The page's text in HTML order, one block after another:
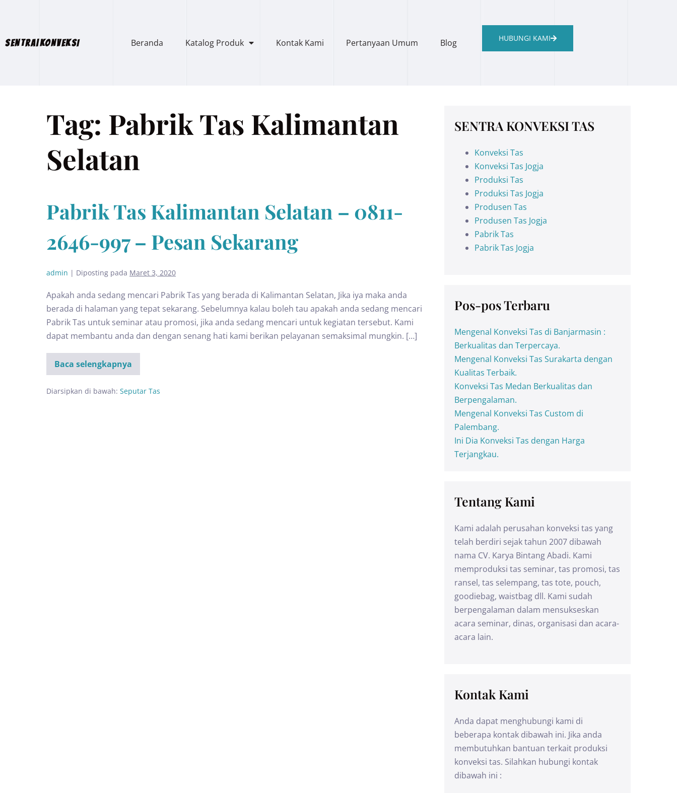
SENTRA|KONVEKSI Beranda Katalog Produk Kontak Kami Pertanyaan Umum Blog HUBUNGI KAMI
Tag: Pabrik Tas Kalimantan
Selatan
Pabrik Tas Kalimantan Selatan – 0811-
2646-997 – Pesan Sekarang
admin | Diposting pada Maret 3, 2020
Apakah anda sedang mencari Pabrik Tas yang berada di Kalimantan Selatan, Jika iya maka anda
berada di halaman yang tepat sekarang. Sebelumnya kalau boleh tau apakah anda sedang mencari
Pabrik Tas untuk seminar atau promosi, jika anda sedang mencari untuk kegiatan tersebut. Kami
dapat membantu anda dan dengan senang hati kami berikan pelayanan semaksimal mungkin. […]
Baca selengkapnya
Diarsipkan di bawah: Seputar Tas
SENTRA KONVEKSI TAS
Konveksi Tas
Konveksi Tas Jogja
Produksi Tas
Produksi Tas Jogja
Produsen Tas
Produsen Tas Jogja
Pabrik Tas
Pabrik Tas Jogja
Pos-pos Terbaru
Mengenal Konveksi Tas di Banjarmasin :
Berkualitas dan Terpercaya.
Mengenal Konveksi Tas Surakarta dengan
Kualitas Terbaik.
Konveksi Tas Medan Berkualitas dan
Berpengalaman.
Mengenal Konveksi Tas Custom di
Palembang.
Ini Dia Konveksi Tas dengan Harga
Terjangkau.
Tentang Kami
Kami adalah perusahan konveksi tas yang
telah berdiri sejak tahun 2007 dibawah
nama CV. Karya Bintang Abadi. Kami
memproduksi tas seminar, tas promosi, tas
ransel, tas selempang, tas tote, pouch,
goodiebag, waistbag dll. Kami sudah
berpengalaman dalam mensukseskan
acara seminar, dinas, organisasi dan acara-
acara lain.
Kontak Kami
Anda dapat menghubungi kami di
beberapa kontak dibawah ini. Jika anda
membutuhkan bantuan terkait produksi
konveksi tas. Silahkan hubungi kontak
dibawah ini :